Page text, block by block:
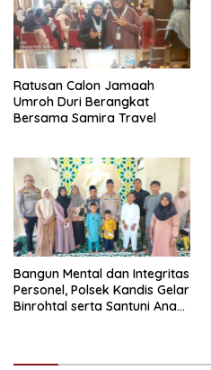
Ratusan Calon Jamaah
Umroh Duri Berangkat
Bersama Samira Travel
Bangun Mental dan Integritas
Personel, Polsek Kandis Gelar
Binrohtal serta Santuni Anak